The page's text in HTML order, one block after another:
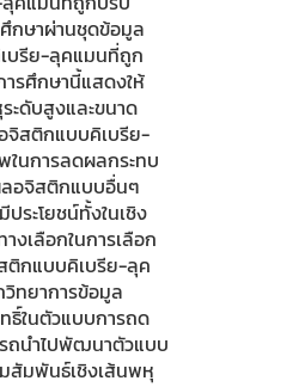
กษาผ่านชุดข้อมูล
บรีย-ลุคแมนที่ถูก
รศึกษานี้แสดงให้
ดับสูงและขนาด
จิสติกแบบคิเบรีย-
นการลดผลกระทบ
อจิสติกแบบอื่นๆ
ะโยชน์ทั้งในเชิง
งเลือกในการเลือก
ติกแบบคิเบรีย-ลุค
ทยาการข้อมูล
ธิ์ในตัวแบบการถด
ถนำไปพัฒนาตัวแบบ
สัมพันธ์เชิงเส้นพหุ